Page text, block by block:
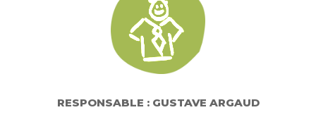
RESPONSABLE : GUSTAVE ARGAUD